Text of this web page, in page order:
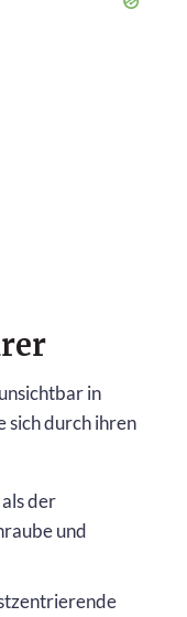
in
sich durch ihren
der
und